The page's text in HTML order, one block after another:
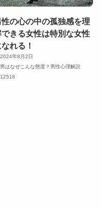
性の心の中の孤独感を理
できる女性は特別な女性
れる！
2024年8月2日
男はなぜこんな態度？男性心理解説
12518